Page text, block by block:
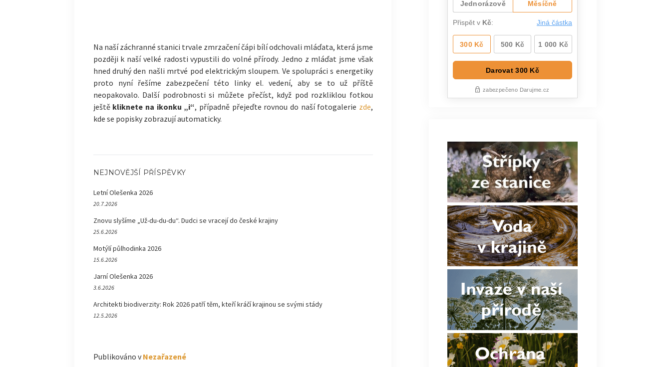
Na naší záchranné stanici trvale zmrzačení čápi bílí odchovali mláďata, která jsme
později k naší velké radosti vypustili do volné přírody. Jedno z mláďat jsme však
hned druhý den našli mrtvé pod elektrickým sloupem. Ve spolupráci s energetiky
proto nyní řešíme zabezpečení této linky el. vedení, aby se to už příště
neopakovalo. Další podrobnosti si můžete přečíst, když pod rozkliklou fotkou
ještě kliknete na ikonku „i“, případně přejeďte rovnou do naší fotogalerie zde,
kde se popisky zobrazují automaticky.
NEJNOVĚJŠÍ PŘÍSPĚVKY
Letní Olešenka 2026
20.7.2026
Znovu slyšíme „Už-du-du-du“. Dudci se vracejí do české krajiny
25.6.2026
Motýlí půlhodinka 2026
15.6.2026
Jarní Olešenka 2026
3.6.2026
Architekti biodiverzity: Rok 2026 patří těm, kteří kráčí krajinou se svými stády
12.5.2026
Publikováno v Nezařazené